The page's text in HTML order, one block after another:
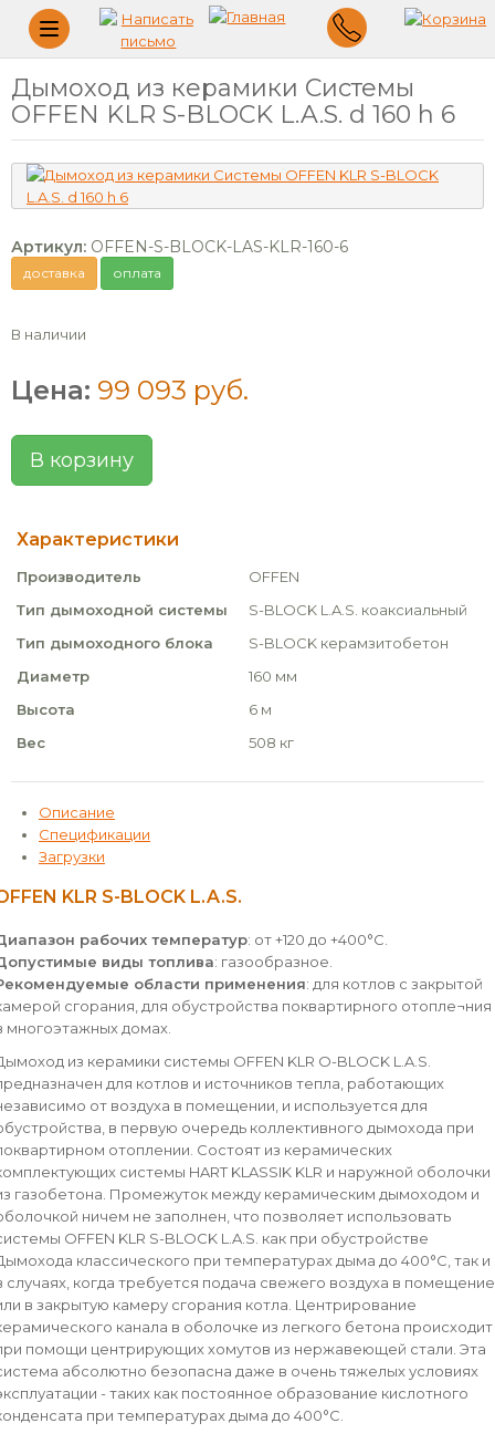
Меню
Дымоход из керамики Системы
OFFEN KLR S-BLOCK L.A.S. d 160 h 6
Артикул: OFFEN-S-BLOCK-LAS-KLR-160-6
доставка оплата
В наличии
Цена: 99 093 руб.
В корзину
Характеристики
Производитель
OFFEN
Тип дымоходной системы
S-BLOCK L.A.S. коаксиальный
Тип дымоходного блока
S-BLOCK керамзитобетон
Диаметр
160 мм
Высота
6 м
Вес
508 кг
Описание
Спецификации
Загрузки
KLR S-BLOCK L.A.S.
рабочих температур: от +120 до +400°С.
виды топлива: газообразное.
области применения: для котлов с закрытой
сгорания, для обустройства поквартирного отопле¬ния
многоэтажных домах.
из керамики системы OFFEN KLR O-BLOCK L.A.S.
для котлов и источников тепла, работающих
от воздуха в помещении, и используется для
в первую очередь коллективного дымохода при
отоплении. Состоят из керамических
системы HART KLASSIK KLR и наружной оболочки
газобетона. Промежуток между керамическим дымоходом и
ничем не заполнен, что позволяет использовать
OFFEN KLR S-BLOCK L.A.S. как при обустройстве
классического при температурах дыма до 400°С, так и
случаях, когда требуется подача свежего воздуха в помещение
в закрытую камеру сгорания котла. Центрирование
канала в оболочке из легкого бетона происходит
помощи центрирующих хомутов из нержавеющей стали. Эта
абсолютно безопасна даже в очень тяжелых условиях
- таких как постоянное образование кислотного
при температурах дыма до 400°С.